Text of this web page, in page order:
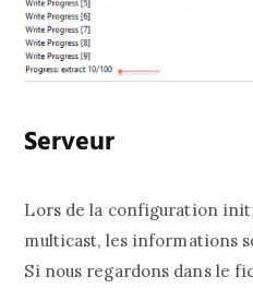
Serveur
Lors de la configuration
multicast, les informations
Si nous regardons dans le